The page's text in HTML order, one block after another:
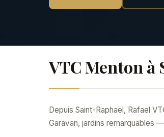
VTC Menton à
Depuis Saint-Raphaël, Rafael
Garavan, jardins remarquables